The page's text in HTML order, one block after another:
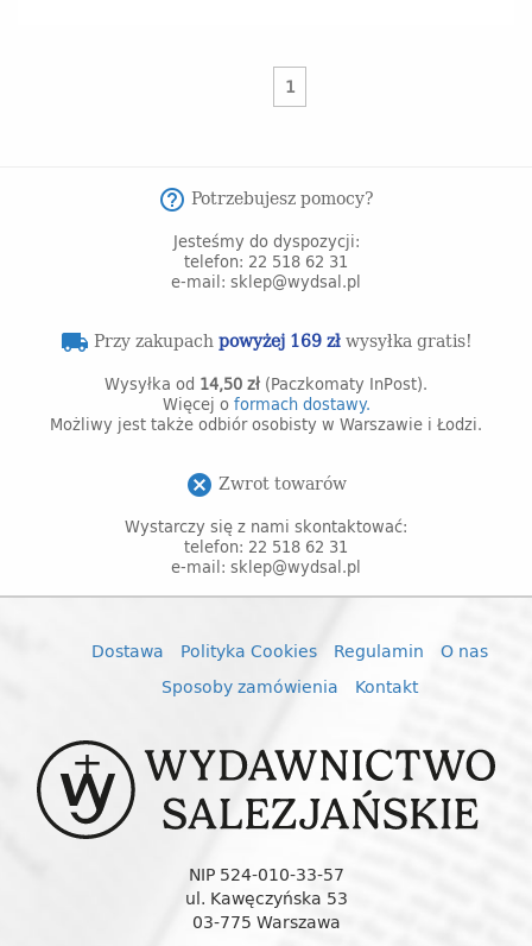
1
help_outline Potrzebujesz pomocy?
Jesteśmy do dyspozycji:
telefon: 22 518 62 31
e-mail: sklep@wydsal.pl
local_shipping Przy zakupachpowyżej 169 złwysyłka gratis!
Wysyłka od 14,50 zł (Paczkomaty InPost).
Więcej o formach dostawy.
Możliwy jest także odbiór osobisty w Warszawie i Łodzi.
cancel Zwrot towarów
Wystarczy się z nami skontaktować:
telefon: 22 518 62 31
e-mail: sklep@wydsal.pl
Dostawa Polityka Cookies Regulamin
O nas
Sposoby zamówienia
Kontakt
NIP 524-010-33-57
ul. Kawęczyńska 53
03-775 Warszawa